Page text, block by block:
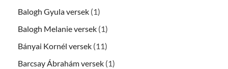
Balogh Gyula versek (1)
Balogh Melanie versek (1)
Bányai Kornél versek (11)
Barcsay Ábrahám versek (1)